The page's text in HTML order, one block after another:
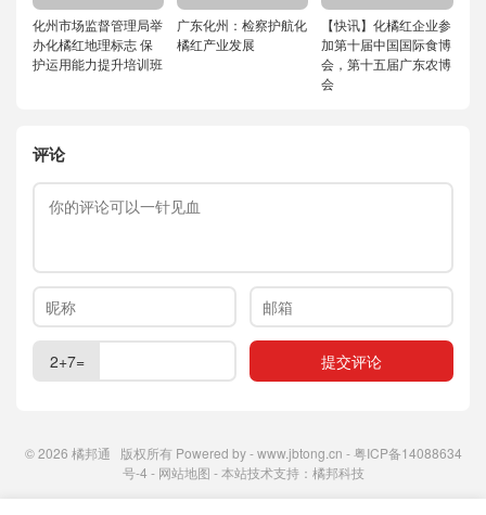
化州市场监督管理局举
办化橘红地理标志 保
护运用能力提升培训班
广东化州：检察护航化
橘红产业发展
【快讯】化橘红企业参
加第十届中国国际食博
会，第十五届广东农博
会
评论
2+7=
© 2026 橘邦通 版权所有 Powered by -www.jbtong.cn -粤ICP备14088634
号-4 - 网站地图 - 本站技术支持： 橘邦科技